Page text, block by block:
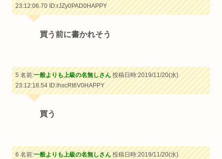
23:12:06.70ID:rJZy0PAD0HAPPY
買う前に書かれそう
5 名前:一般よりも上級の名無しさん投稿日時:2019/11/20(水)
23:12:18.54ID:lhscRt6V0HAPPY
買う
6 名前:一般よりも上級の名無しさん投稿日時:2019/11/20(水)